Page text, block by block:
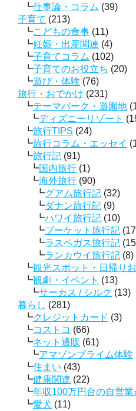
仕事論・コラム (39)
子育て (213)
こどもの食事 (11)
妊娠・出産関連 (4)
子育てコラム (102)
子育てのお役立ち (20)
遊び・体験 (76)
旅行・おでかけ (231)
テーマパーク・遊園地
ディズニーリゾート
旅行TIPS (24)
旅行コラム・エッセイ
旅行記 (91)
国内旅行 (1)
海外旅行 (90)
グアム旅行記 (32)
ダナン旅行記 (9)
ハワイ旅行記 (10)
プーケット旅行記
ラスベガス旅行記
ランカウイ旅行記 (8)
観光スポット・日帰り
観劇・イベント (13)
サーカス / シルク (13)
暮らし (281)
クレジットカード (3)
コストコ (66)
ネット通販 (61)
アマゾンプライム体験
住まい (43)
健康関連 (22)
年収100万円台の自営業
愛犬 (11)